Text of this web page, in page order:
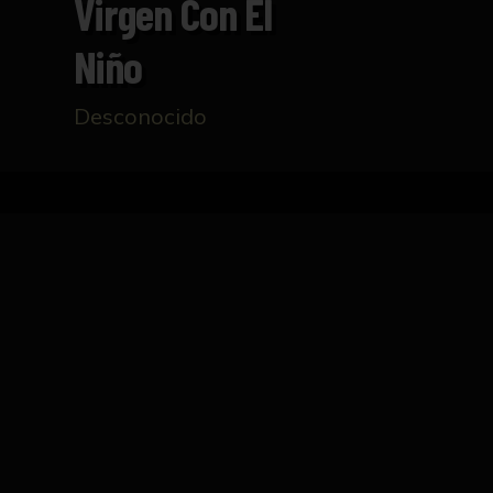
Virgen Con El
Niño
Desconocido